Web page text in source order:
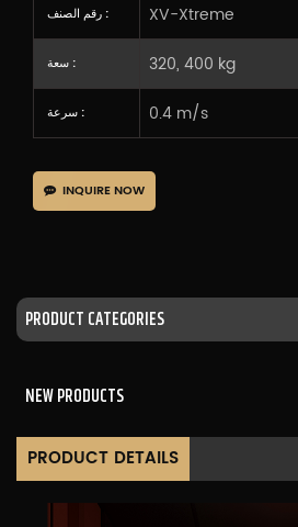
رقم الصنف : XV-Xtreme
سعة : 320, 400 kg
سرعة : 0.4 m/s
INQUIRE NOW
PRODUCT CATEGORIES
NEW PRODUCTS
PRODUCT DETAILS